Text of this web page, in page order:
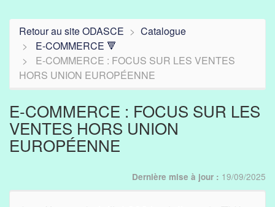
Retour au site ODASCE
Catalogue
E-COMMERCE 🔻
E-COMMERCE : FOCUS SUR LES VENTES
HORS UNION EUROPÉENNE
E-COMMERCE : FOCUS SUR LES
VENTES HORS UNION
EUROPÉENNE
Dernière mise à jour : 19/09/2025